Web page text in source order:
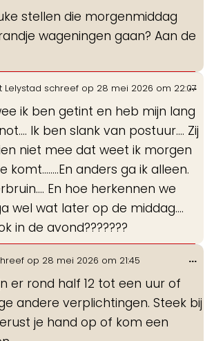
stellen die morgenmiddag
wageningen gaan? Aan de
Lelystad schreef op 28 mei 2026 om 22:07
ik ben getint en heb mijn lang
Ik ben slank van postuur.... Zij
niet mee dat weet ik morgen
komt........En anders ga ik alleen.
En hoe herkennen we
wel wat later op de middag....
in de avond???????
...
op 28 mei 2026 om 21:45
er rond half 12 tot een uur of
andere verplichtingen. Steek bij
je hand op of kom een
...